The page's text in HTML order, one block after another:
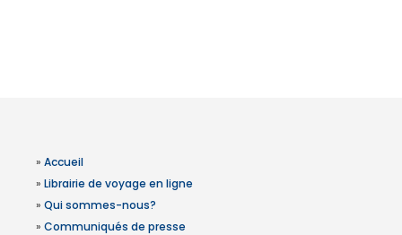
» Accueil
» Librairie de voyage en ligne
» Qui sommes-nous?
» Communiqués de presse